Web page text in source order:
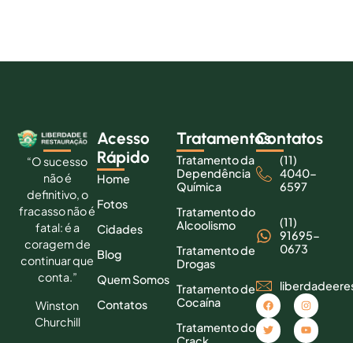
“O sucesso
não é
definitivo, o
fracasso não é
fatal: é a
coragem de
continuar que
conta.”
Winston
Churchill
Acesso
Rápido
Home
Fotos
Cidades
Blog
Quem Somos
Contatos
Tratamentos
Tratamento da
Dependência
Química
Tratamento do
Alcoolismo
Tratamento de
Drogas
Tratamento de
Cocaína
Tratamento do
Contatos
(11)
4040-
6597
(11)
91695-
0673